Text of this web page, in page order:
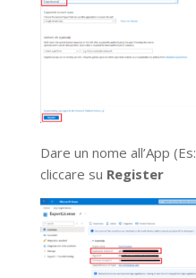
Dare un nome all’App (Es:
cliccare su Register